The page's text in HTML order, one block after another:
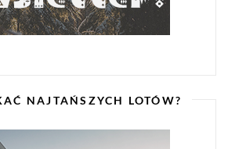
NAJTAŃSZYCH LOTÓW?